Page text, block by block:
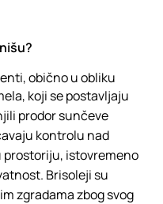
obično u obliku
koji se postavljaju
prodor sunčeve
kontrolu nad
prostoriju, istovremeno
Brisoleji su
zgradama zbog svog